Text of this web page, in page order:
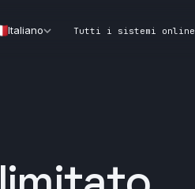
Italiano Tutti i sistemi online